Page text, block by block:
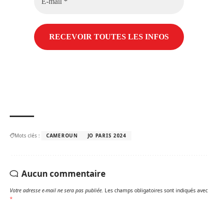
Mots clés : CAMEROUN JO PARIS 2024
Aucun commentaire
Votre adresse e-mail ne sera pas publiée. Les champs obligatoires sont indiqués avec
*